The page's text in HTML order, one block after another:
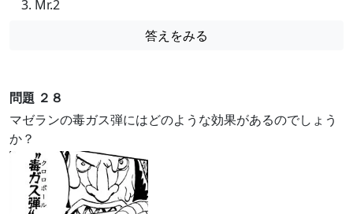
Mr.2
答えをみる
問題 ２８
マゼランの毒ガス弾にはどのような効果があるのでしょう
か？